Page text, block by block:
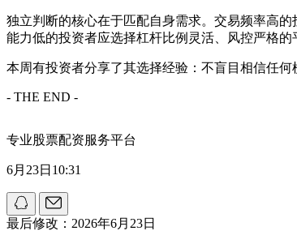
独立判断的核心在于匹配自身需求。交易频率高
能力低的投资者应选择杠杆比例灵活、风控严格
本周有投资者分享了其选择经验：不盲目相信任
- THE END -
专业股票配资服务平台
6月23日10:31
最后修改：2026年6月23日